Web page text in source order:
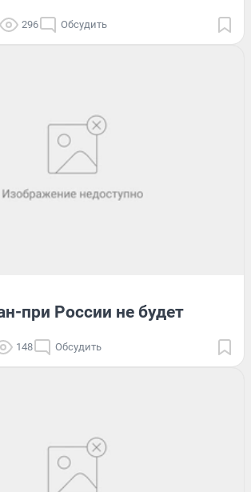
296 Обсудить
при России не будет
148 Обсудить